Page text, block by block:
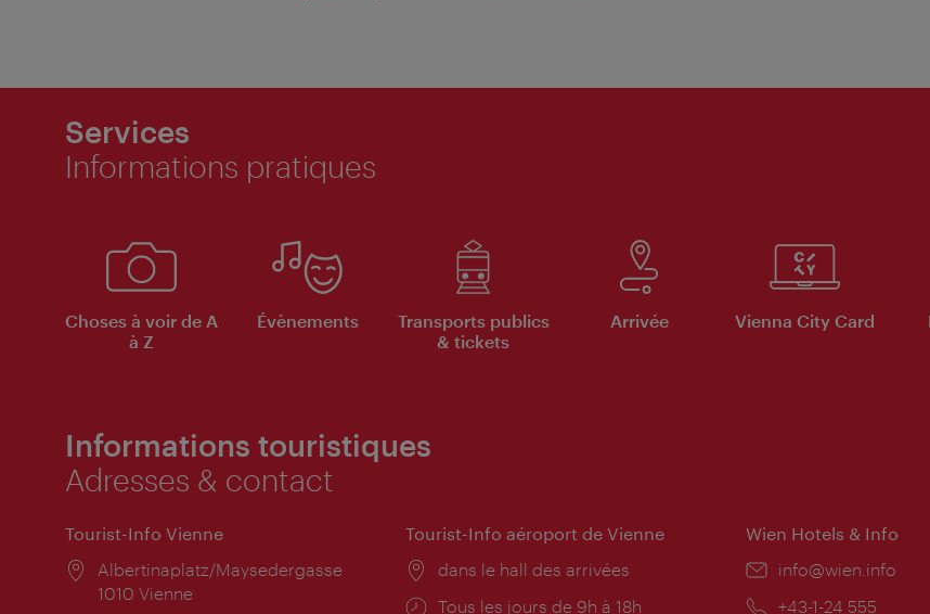
Services
Informations pratiques
Choses à voir de A
à Z
Évènements
Transports publics
& tickets
Arrivée Vienna City Card
Informations touristiques
Adresses & contact
Tourist-Info Vienne
Lieu:
Albertinaplatz/Maysedergasse
1010 Vienne
Tourist-Info aéroport de Vienne
Lieu:
dans le hall des arrivées
Horaires
Tous les jours de 9h à 18h
Wien Hotels & Info
E-
info@wien.info
Téléphone:
+43-1-24 555